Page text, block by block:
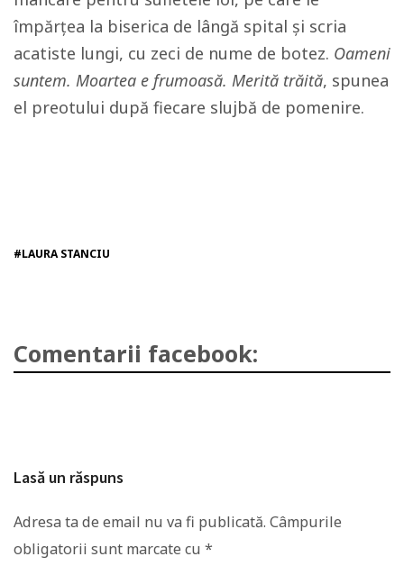
împărțea la biserica de lângă spital și scria
acatiste lungi, cu zeci de nume de botez. Oameni
suntem. Moartea e frumoasă. Merită trăită, spunea
el preotului după fiecare slujbă de pomenire.
#LAURA STANCIU
Comentarii facebook:
Lasă un răspuns
Adresa ta de email nu va fi publicată. Câmpurile
obligatorii sunt marcate cu *